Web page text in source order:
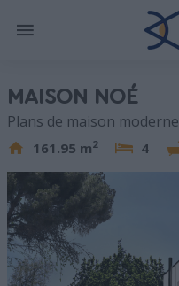
MAISON NOÉ
Plans de maison moderne
161.95 m2 4